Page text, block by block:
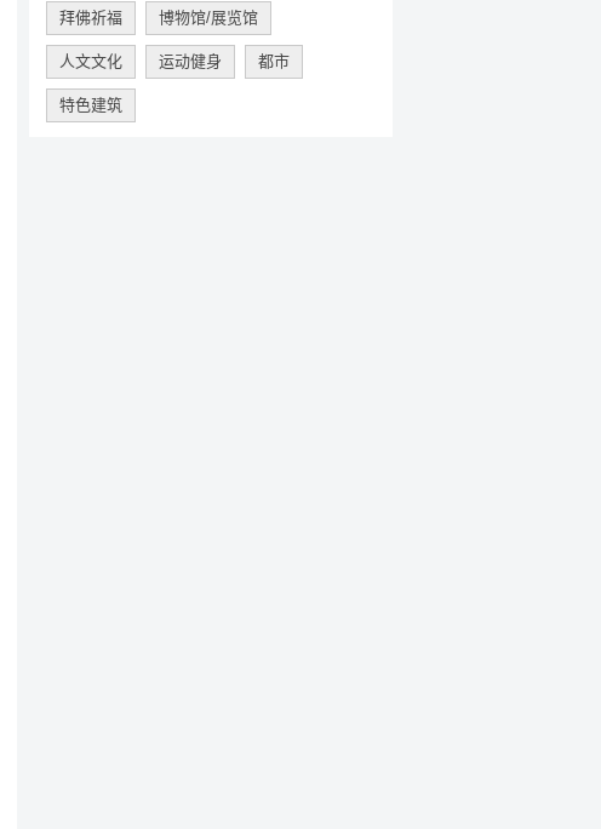
拜佛祈福 博物馆/展览馆
人文文化 运动健身 都市
特色建筑